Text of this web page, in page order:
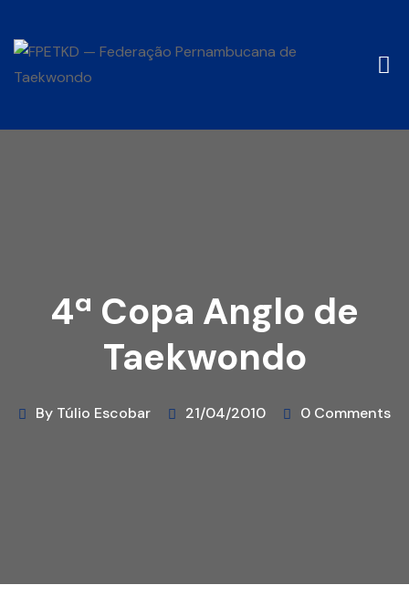
4ª Copa Anglo de
Taekwondo
By Túlio Escobar 21/04/2010 0 Comments